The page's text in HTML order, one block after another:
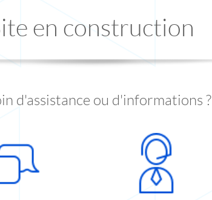
en construction
d'assistance ou d'informations ?